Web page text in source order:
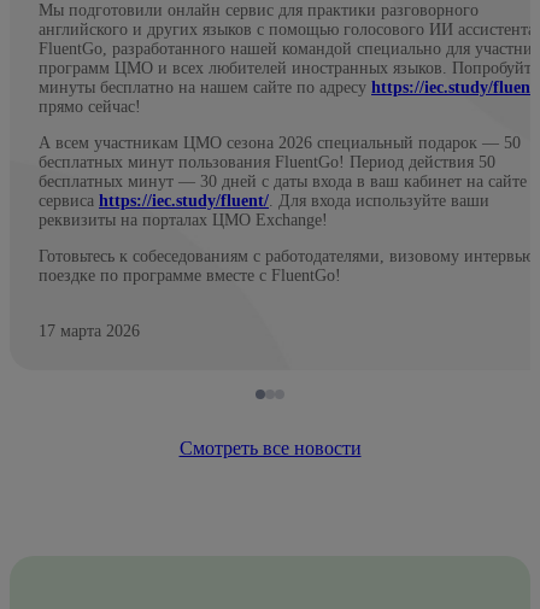
Мы подготовили онлайн сервис для практики разговорного
английского и других языков с помощью голосового ИИ ассистента
FluentGo, разработанного нашей командой специально для
программ ЦМО и всех любителей иностранных языков.
минуты бесплатно на нашем сайте по адресу https://iec.study/fluent/
прямо сейчас!
А всем участникам ЦМО сезона 2026 специальный подарок — 50
бесплатных минут пользования FluentGo! Период действия 50
бесплатных минут — 30 дней с даты входа в ваш кабинет на сайте
сервиса https://iec.study/fluent/. Для входа используйте ваши
реквизиты на порталах ЦМО Exchange!
Готовьтесь к собеседованиям с работодателями, визовому интервью
поездке по программе вместе с FluentGo!
17 марта 2026
Смотреть все новости